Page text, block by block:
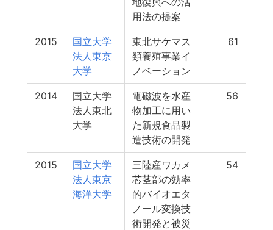
用法の提案
2015
国立大学
法人東京
大学
東北サケマス
類養殖事業イ
ノベーション
61
2014
国立大学
法人東北
大学
電磁波を水産
物加工に用い
た新規食品製
造技術の開発
56
2015
国立大学
法人東京
海洋大学
三陸産ワカメ
芯茎部の効率
的バイオエタ
ノール変換技
術開発と被災
54